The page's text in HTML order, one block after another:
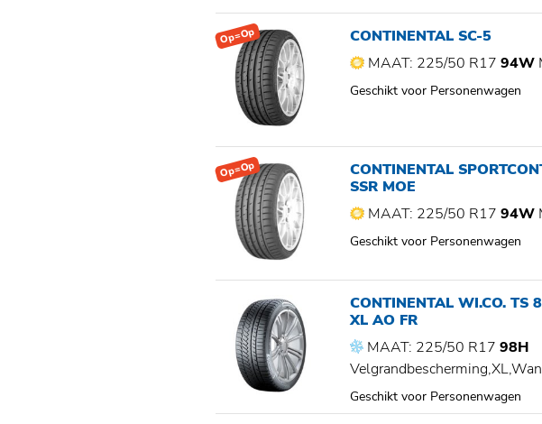
Op=Op
CONTINENTAL SC-5
MAAT: 225/50 R1794W
Geschikt voor Personenwagen
Op=Op
CONTINENTAL
SSR MOE
MAAT: 225/50 R1794W
Geschikt voor Personenwagen
CONTINENTAL WI.CO. TS
XL AO FR
MAAT: 225/50 R1798H
Geschikt voor Personenwagen